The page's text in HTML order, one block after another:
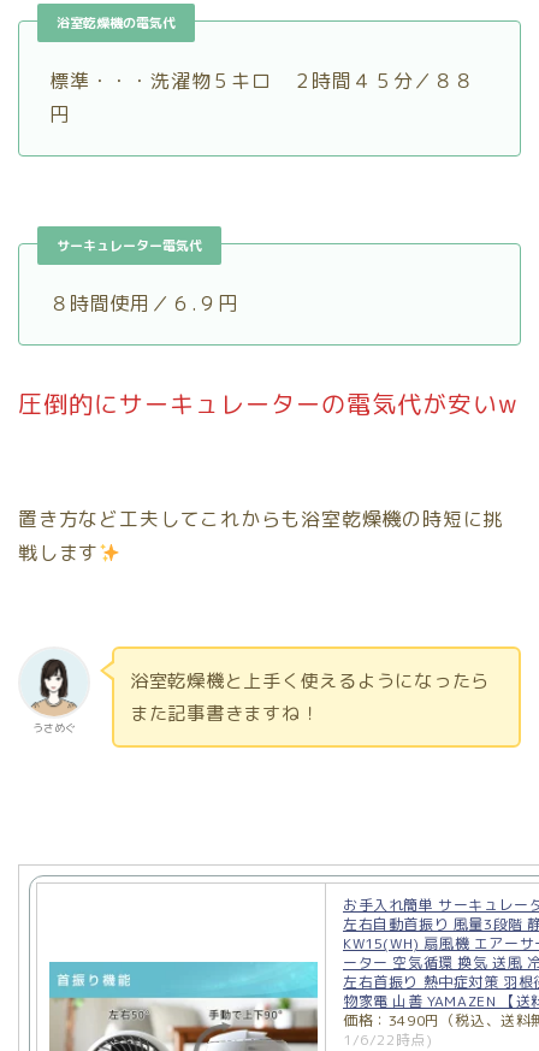
浴室乾燥機の電気代
標準・・・洗濯物５キロ ２時間４５分／８８
円
サーキュレーター電気代
８時間使用／６.９円
圧倒的にサーキュレーターの電気代が安いw
置き方など工夫してこれからも浴室乾燥機の時短に挑
戦します
うさめぐ
浴室乾燥機と上手く使えるようになったら
また記事書きますね！
お手入れ簡単 サーキュレー
左右自動首振り 風量3段階
KW15(WH) 扇風機 エアー
ーター 空気循環 換気 送風
左右首振り 熱中症対策 羽根
物家電 山善 YAMAZEN 【送
価格：3490円（税込、送料
1/6/22時点)